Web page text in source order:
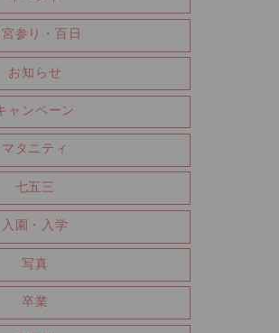
参り・百日
お知らせ
ャンペーン
マタニティ
七五三
入園・入学
写真
卒業